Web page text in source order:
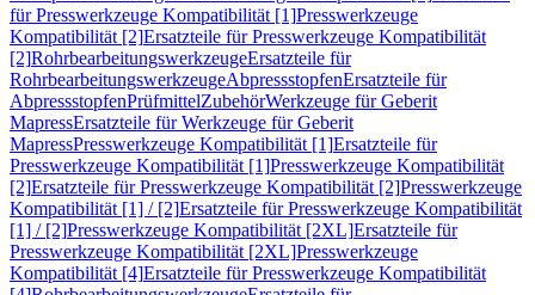
für Presswerkzeuge Kompatibilität [1]Presswerkzeuge
Kompatibilität [2]Ersatzteile für Presswerkzeuge Kompatibilität
[2]RohrbearbeitungswerkzeugeErsatzteile für
RohrbearbeitungswerkzeugeAbpressstopfenErsatzteile für
AbpressstopfenPrüfmittelZubehörWerkzeuge für Geberit
MapressErsatzteile für Werkzeuge für Geberit
MapressPresswerkzeuge Kompatibilität [1]Ersatzteile für
Presswerkzeuge Kompatibilität [1]Presswerkzeuge Kompatibilität
[2]Ersatzteile für Presswerkzeuge Kompatibilität [2]Presswerkzeuge
Kompatibilität [1] / [2]Ersatzteile für Presswerkzeuge Kompatibilität
[1] / [2]Presswerkzeuge Kompatibilität [2XL]Ersatzteile für
Presswerkzeuge Kompatibilität [2XL]Presswerkzeuge
Kompatibilität [4]Ersatzteile für Presswerkzeuge Kompatibilität